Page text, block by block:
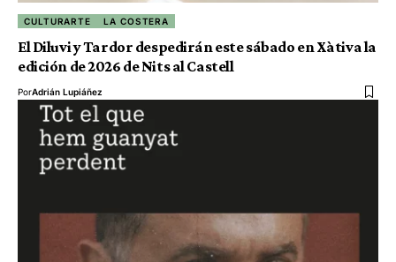
CULTURARTE LA COSTERA
El Diluvi y Tardor despedirán este sábado en Xàtiva la
edición de 2026 de Nits al Castell
PorAdrián Lupiáñez